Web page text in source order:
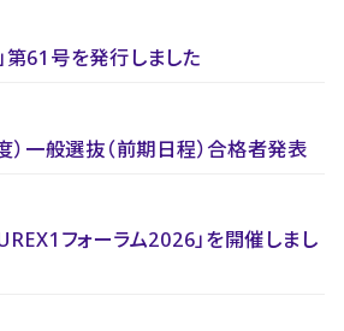
第61号を発行しました
一般選抜（前期日程）合格者発表
フォーラム2026」を開催しまし